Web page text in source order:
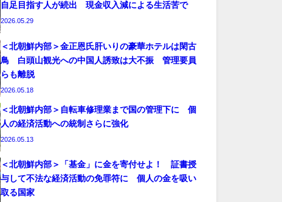
自足目指す人が続出 現金収入減による生活苦で
2026.05.29
＜北朝鮮内部＞金正恩氏肝いりの豪華ホテルは閑古
鳥 白頭山観光への中国人誘致は大不振 管理要員
らも離脱
2026.05.18
＜北朝鮮内部＞自転車修理業まで国の管理下に 個
人の経済活動への統制さらに強化
2026.05.13
＜北朝鮮内部＞「基金」に金を寄付せよ！ 証書授
与して不法な経済活動の免罪符に 個人の金を吸い
取る国家